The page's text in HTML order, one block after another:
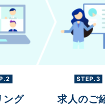
ング
STEP.3
求人のご